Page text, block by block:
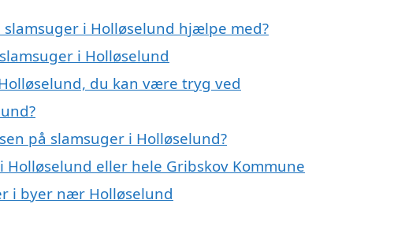
i Holløselund hjælpe med?
i Holløselund
du kan være tryg ved
på slamsuger i Holløselund?
eller hele Gribskov Kommune
i byer nær Holløselund